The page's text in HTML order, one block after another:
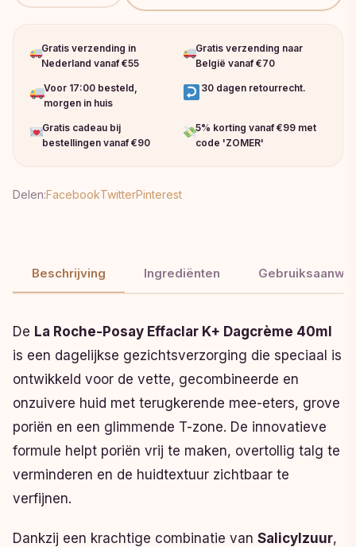
Gratis verzending in
Nederland vanaf €55
Gratis verzending naar
België vanaf €70
Voor 17:00 besteld,
morgen in huis
30 dagen retourrecht.
Gratis cadeau bij
bestellingen vanaf €90
5% korting vanaf €99 met
code 'ZOMER'
Delen:FacebookTwitterPinterest
Beschrijving Ingrediënten
De La Roche-Posay Effaclar K+ Dagcrème 40ml
is een dagelijkse gezichtsverzorging die speciaal is
ontwikkeld voor de vette, gecombineerde en
onzuivere huid met terugkerende mee-eters, grove
poriën en een glimmende T-zone. De innovatieve
formule helpt poriën vrij te maken, overtollig talg te
verminderen en de huidtextuur zichtbaar te
verfijnen.
Dankzij een krachtige combinatie van Salicylzuur,